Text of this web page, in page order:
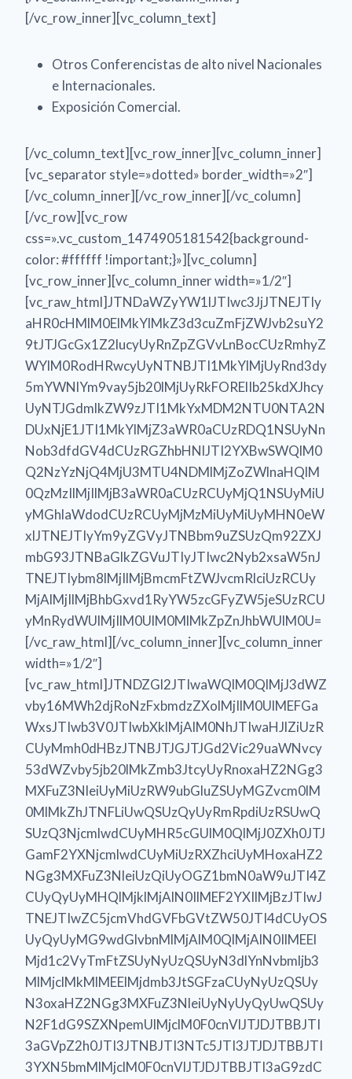
[/vc_row_inner][vc_column_text]
Otros Conferencistas de alto nivel Nacionales
e Internacionales.
Exposición Comercial.
[/vc_column_text][vc_row_inner][vc_column_inner]
[vc_separator style=»dotted» border_width=»2″]
[/vc_column_inner][/vc_row_inner][/vc_column]
[/vc_row][vc_row
css=».vc_custom_1474905181542{background-
color: #ffffff !important;}»][vc_column]
[vc_row_inner][vc_column_inner width=»1/2″]
[vc_raw_html]JTNDaWZyYW1lJTIwc3JjJTNEJTIy
aHR0cHMlM0ElMkYlMkZ3d3cuZmFjZWJvb2suY2
9tJTJGcGx1Z2lucyUyRnZpZGVvLnBocCUzRmhyZ
WYlM0RodHRwcyUyNTNBJTI1MkYlMjUyRnd3dy
5mYWNlYm9vay5jb20lMjUyRkFORElIb25kdXJhcy
UyNTJGdmlkZW9zJTI1MkYxMDM2NTU0NTA2N
DUxNjE1JTI1MkYlMjZ3aWR0aCUzRDQ1NSUyNn
Nob3dfdGV4dCUzRGZhbHNlJTI2YXBwSWQlM0
Q2NzYzNjQ4MjU3MTU4NDMlMjZoZWlnaHQlM
0QzMzIlMjIlMjB3aWR0aCUzRCUyMjQ1NSUyMiU
yMGhlaWdodCUzRCUyMjMzMiUyMiUyMHN0eW
xlJTNEJTIyYm9yZGVyJTNBbm9uZSUzQm92ZXJ
mbG93JTNBaGlkZGVuJTIyJTIwc2Nyb2xsaW5nJ
TNEJTIybm8lMjIlMjBmcmFtZWJvcmRlciUzRCUy
MjAlMjIlMjBhbGxvd1RyYW5zcGFyZW5jeSUzRCU
yMnRydWUlMjIlM0UlM0MlMkZpZnJhbWUlM0U=
[/vc_raw_html][/vc_column_inner][vc_column_inner
width=»1/2″]
[vc_raw_html]JTNDZGl2JTIwaWQlM0QlMjJ3dWZ
vby16MWh2djRoNzFxbmdzZXolMjIlM0UlMEFGa
WxsJTIwb3V0JTIwbXklMjAlM0NhJTIwaHJlZiUzR
CUyMmh0dHBzJTNBJTJGJTJGd2Vic29uaWNvcy
53dWZvby5jb20lMkZmb3JtcyUyRnoxaHZ2NGg3
MXFuZ3NleiUyMiUzRW9ubGluZSUyMGZvcm0lM
0MlMkZhJTNFLiUwQSUzQyUyRmRpdiUzRSUwQ
SUzQ3NjcmlwdCUyMHR5cGUlM0QlMjJ0ZXh0JTJ
GamF2YXNjcmlwdCUyMiUzRXZhciUyMHoxaHZ2
NGg3MXFuZ3NleiUzQiUyOGZ1bmN0aW9uJTI4Z
CUyQyUyMHQlMjklMjAlN0IlMEF2YXIlMjBzJTIwJ
TNEJTIwZC5jcmVhdGVFbGVtZW50JTI4dCUyOS
UyQyUyMG9wdGlvbnMlMjAlM0QlMjAlN0IlMEEl
Mjd1c2VyTmFtZSUyNyUzQSUyN3dlYnNvbmljb3
MlMjclMkMlMEElMjdmb3JtSGFzaCUyNyUzQSUy
N3oxaHZ2NGg3MXFuZ3NleiUyNyUyQyUwQSUy
N2F1dG9SZXNpemUlMjclM0F0cnVlJTJDJTBBJTI
3aGVpZ2h0JTI3JTNBJTI3NTc5JTI3JTJDJTBBJTI
3YXN5bmMlMjclM0F0cnVlJTJDJTBBJTI3aG9zdC